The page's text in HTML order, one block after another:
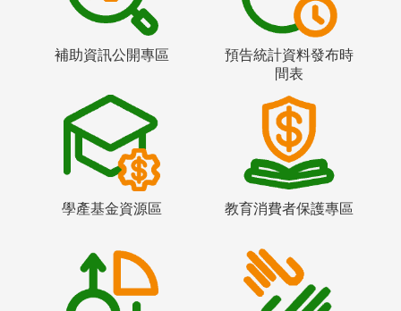
補助資訊公開專區
預告統計資料發布時
間表
學產基金資源區 教育消費者保護專區